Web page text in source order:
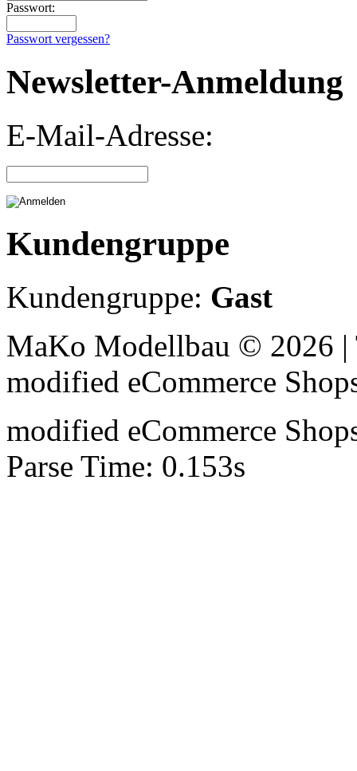
Passwort:
Passwort vergessen?
Newsletter-Anmeldung
E-Mail-Adresse:
Kundengruppe
Kundengruppe: Gast
MaKo Modellbau © 2026
modified eCommerce
modified eCommerce
Parse Time: 0.153s